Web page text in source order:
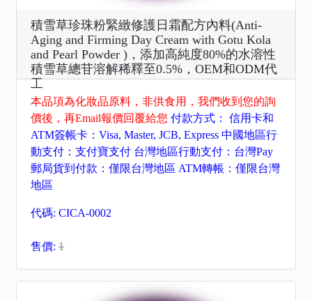
積雪草珍珠粉緊緻修護日霜配方內料(Anti-
Aging and Firming Day Cream with Gotu Kola
and Pearl Powder )，添加高純度80%的水溶性
積雪草總苷溶解稀釋至0.5%，OEM和ODM代
工
本品項為化妝品原料，非供食用，我們收到您的詢
價後，再Email報價回覆給您 付款方式： 信用卡和
ATM簽帳卡：Visa, Master, JCB, Express 中國地區行
動支付：支付寶支付 台灣地區行動支付：台灣Pay
郵局貨到付款：僅限台灣地區 ATM轉帳：僅限台灣
地區
代碼: CICA-0002
售價: 1